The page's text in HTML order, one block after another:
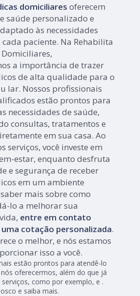
domiciliares oferecem
saúde personalizado e
às necessidades
paciente. Na Rehabilita
a importância de trazer
de alta qualidade para o
lar. Nossos profissionais
estão prontos para
necessidades de saúde,
consultas, tratamentos e
em sua casa. Ao
serviços, você investe em
estar, enquanto desfruta
e segurança de receber
em um ambiente
mais sobre como
lo a melhorar sua
entre em contato
cotação personalizada.
o melhor, e nós estamos
isso a você.
estão prontos para atendê-lo
oferecermos, além do que já
como por exemplo, e .
e saiba mais.